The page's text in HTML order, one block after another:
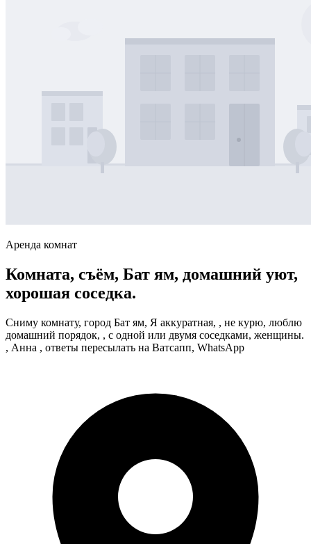
Аренда комнат
Комната, съём, Бат ям, домашний уют,
хорошая соседка.
Сниму комнату, город Бат ям, Я аккуратная, , не курю, люблю
домашний порядок, , с одной или двумя соседками, женщины.
, Анна , ответы пересылать на Ватсапп, WhatsApp